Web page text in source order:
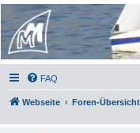
Micro Magic
Deutschland
FAQ
Webseite Foren-Übersicht